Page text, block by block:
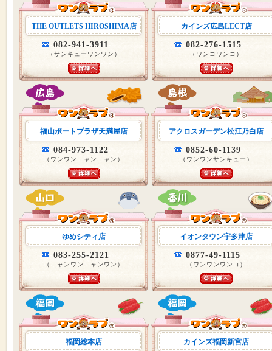
THE OUTLETS HIROSHIMA店
082-941-3911
（サンキューワンワン）
カインズ広島LECT店
082-276-1515
（ワンコワンコ）
福山ポートプラザ天満屋店
084-973-1122
（ワンワンニャンニャン）
アクロスガーデン松江乃白店
0852-60-1139
（ワンワンサンキュー）
ゆめシティ店
083-255-2121
（ニャンワンニャンワン）
イオンタウン宇多津店
0877-49-1115
（ワンワンワンコ）
福岡総本店 カインズ福岡新宮店